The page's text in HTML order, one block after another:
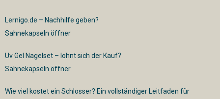
Lernigo.de – Nachhilfe geben?
Sahnekapseln öffner
Uv Gel Nagelset – lohnt sich der Kauf?
Sahnekapseln öffner
Wie viel kostet ein Schlosser? Ein vollständiger Leitfaden für